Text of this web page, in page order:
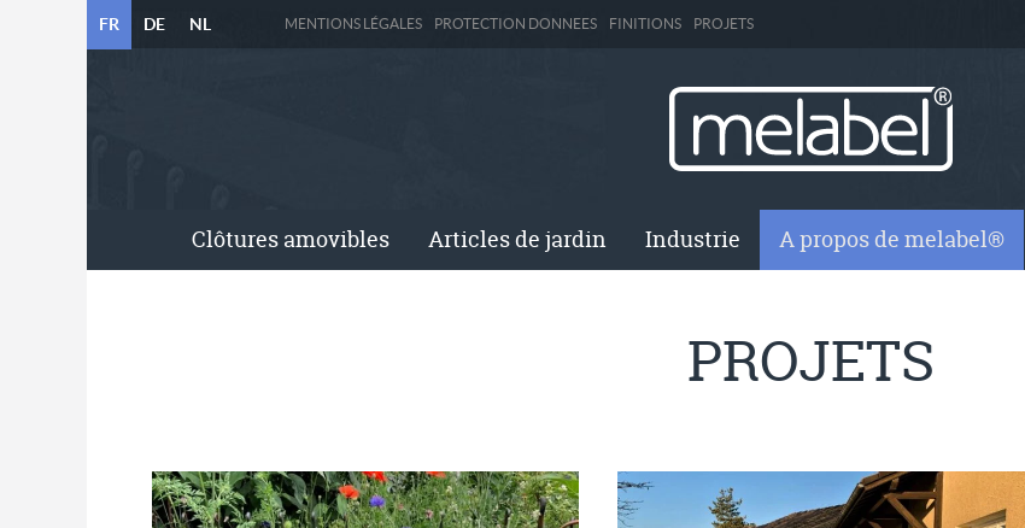
FR DE NL MENTIONS LÉGALES PROTECTION DONNEES FINITIONS PROJETS
Clôtures amovibles Articles de jardin Industrie A propos de melabel®
PROJETS